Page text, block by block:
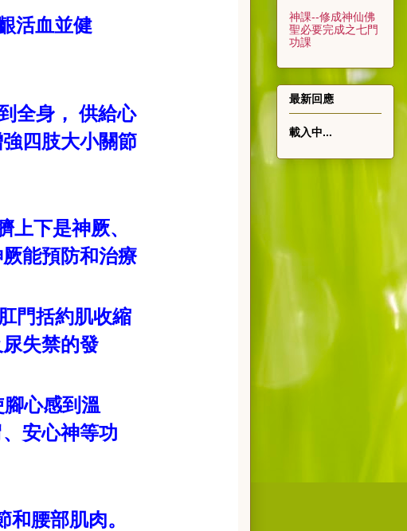
活血並健
全身， 供給心
四肢大小關節
上下是神厥、
能預防和治療
門括約肌收縮
失禁的發
心感到溫
安心神等功
腰部肌肉。
神課--修成神仙佛
聖必要完成之七門
功課
最新回應
載入中...